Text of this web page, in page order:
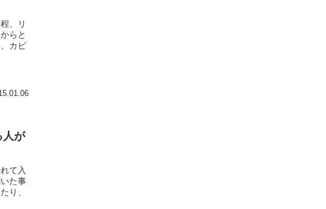
、リ
らと
カビ
人が
て入
た事
り、